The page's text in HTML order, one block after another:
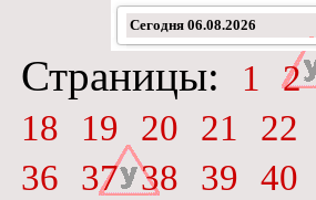
Сегодня 06.08.2026
Страницы: 1 2
18
19 20 21 22
36
37 38 39 40